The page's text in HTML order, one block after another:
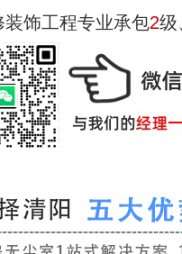
饰工程专业承包2级